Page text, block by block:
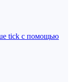
tick с помощью